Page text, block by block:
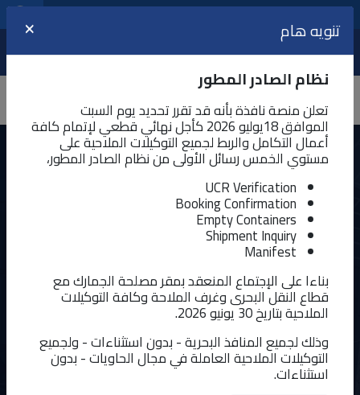
عرض
خدمة الاستعلام عن أسعار العملات
الأجنبية
توفر الخدمة التعرف على اسعار صرف العملات الأجنبية لحظياً
آخر تحديث : ٩/١/٢٠٢٤ - ٩:٢٨ م
تنويه هام ×
نظام الصادر المطور
تعلن منصة نافذة بأنه قد تقرر تحديد يوم السبت
الموافق 18يوليو 2026 كأجل نهائي قطعي لإتمام كافة
أعمال التكامل والربط لجميع التوكيلات الملاحية على
مستوي الخمس رسائل الأولى من نظام الصادر المطور،
UCR Verification
Booking Confirmation
Empty Containers
Shipment Inquiry
Manifest
بناءا على الإجتماع المنعقد بمقر مصلحة الجمارك مع
قطاع النقل البحرى وغرف الملاحة وكافة التوكيلات
الملاحية بتاريخ 30 يونيو 2026.
وذلك لجميع المنافذ البحرية - بدون استثناءات - ولجميع
التوكيلات الملاحية العاملة في مجال الحاويات - بدون
استثناءات.